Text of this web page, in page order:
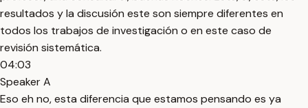
resultados y la discusión este son siempre diferentes en
todos los trabajos de investigación o en este caso de
revisión sistemática.
04:03
Speaker A
Eso eh no, esta diferencia que estamos pensando es ya